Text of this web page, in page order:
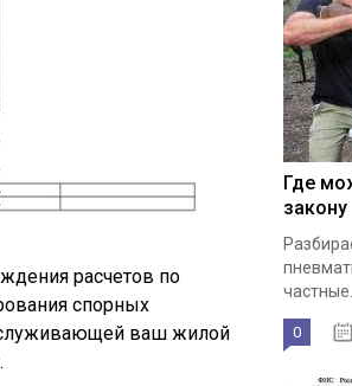
расчетов по
спорных
ваш жилой
Где
закону
частные...
0